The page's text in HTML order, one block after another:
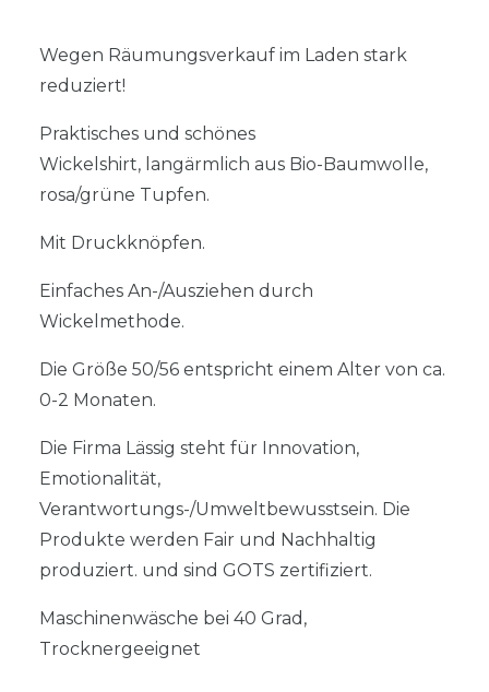
Wegen Räumungsverkauf im Laden stark
reduziert!
Praktisches und schönes
Wickelshirt, langärmlich aus Bio-Baumwolle,
rosa/grüne Tupfen.
Mit Druckknöpfen.
Einfaches An-/Ausziehen durch
Wickelmethode.
Die Größe 50/56 entspricht einem Alter von ca.
0-2 Monaten.
Die Firma Lässig steht für Innovation,
Emotionalität,
Verantwortungs-/Umweltbewusstsein. Die
Produkte werden Fair und Nachhaltig
produziert. und sind GOTS zertifiziert.
Maschinenwäsche bei 40 Grad,
Trocknergeeignet